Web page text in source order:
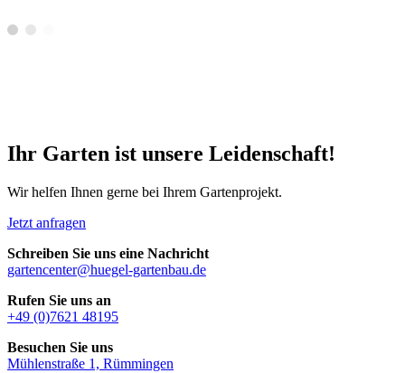
Ihr Garten ist unsere Leidenschaft!
Wir helfen Ihnen gerne bei Ihrem Gartenprojekt.
Jetzt anfragen
Schreiben Sie uns eine Nachricht
gartencenter@huegel-gartenbau.de
Rufen Sie uns an
+49 (0)7621 48195
Besuchen Sie uns
Mühlenstraße 1, Rümmingen